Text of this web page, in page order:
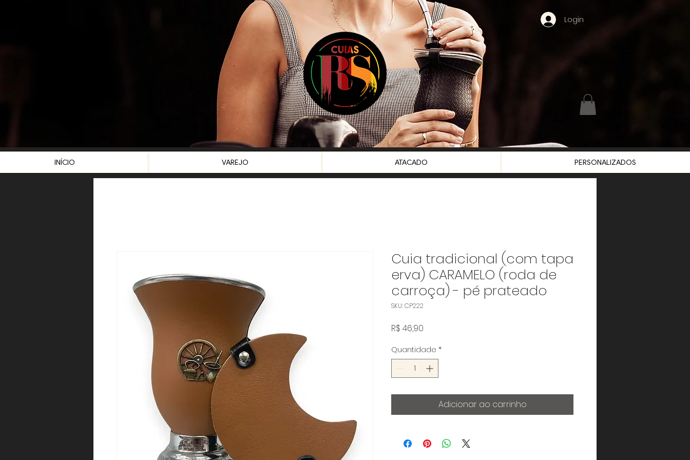
Login
INÍCIO VAREJO ATACADO PERSONALIZADOS
Cuia tradicional (com tapa
erva) CARAMELO (roda de
carroça) - pé prateado
SKU: CP222
R$ 46,90
Quantidade *
Adicionar ao carrinho